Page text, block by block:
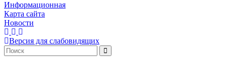
Информационная
Карта сайта
Новости
Версия для слабовидящих